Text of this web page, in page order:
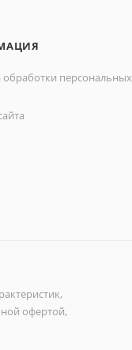
обработки персональных
офертой,